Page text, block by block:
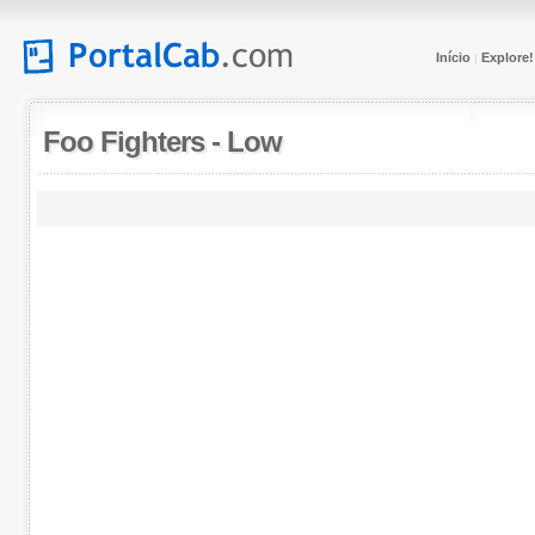
Início| Explore!
Foo Fighters- Low